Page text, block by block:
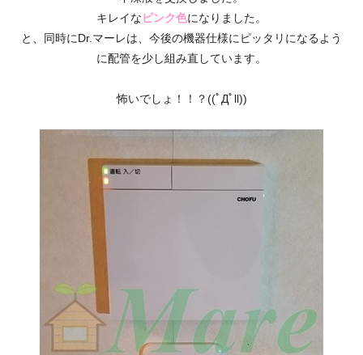
キレイなピンク色になりました。
と、同時にDr.マーレは、今後の機器仕様にピッタリになるよう
に配管を少し組み直しています。
怖いでしょ！！？((ﾟДﾟll))